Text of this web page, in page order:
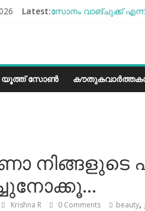
Latest:സോനം വാങ്ചുക്ക്
ചില്ലുഭരണിയിലെ
യൂത്ത് സോൺ
നിങ്ങളുടെ
Krishna R 0 Comments beauty,